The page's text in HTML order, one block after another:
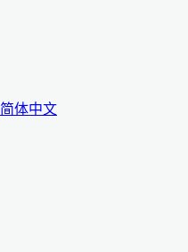
简体中文